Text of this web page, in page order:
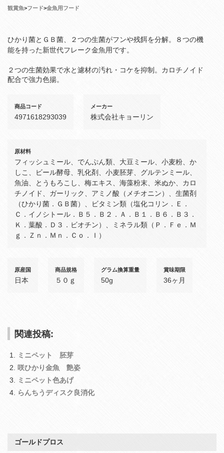
観賞魚>フード>金魚用フード
ひかり菌とＧＢ菌、２つの生菌がフンや残餌を分解。８つの機
能を持った新世代フレーク金魚用です。
２つの生菌効果で水と濾材の汚れ・コケを抑制。カロチノイド
配合で強力色揚。
商品コード
4971618293039
メーカー
株式会社キョーリン
原材料
フィッシュミール、でんぷん類、大豆ミール、小麦粉、か
しこ、ビール酵母、乳化剤、小麦胚芽、グルテンミール、
魚油、とうもろこし、梅エキス、海藻粉末、米ぬか、カロ
チノイド、ガーリック、アミノ酸（メチオニン）、生菌剤
（ひかり菌．ＧＢ菌）、ビタミン類（塩化コリン．Ｅ．
Ｃ．イノシトール．Ｂ５．Ｂ２．Ａ．Ｂ１．Ｂ６．Ｂ３．
Ｋ．葉酸．Ｄ３．ビオチン）、ミネラル類（Ｐ．Ｆｅ．Ｍ
ｇ．Ｚｎ．Ｍｎ．Ｃｏ．Ｉ）
原産国
日本
商品規格
５０ｇ
グラム換算重量
50g
賞味期限
36ヶ月
関連投稿:
ミニペット 胚芽
咲ひかり金魚 艶姿
ミニペット色あげ
らんちうディスク良消化
ゴールドプロス